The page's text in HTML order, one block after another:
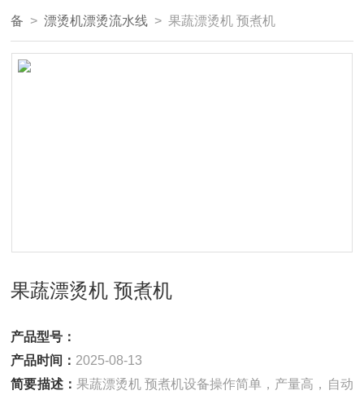
备 >漂烫机漂烫流水线 > 果蔬漂烫机 预煮机
果蔬漂烫机 预煮机
产品型号：
产品时间： 2025-08-13
简要描述： 果蔬漂烫机 预煮机设备操作简单，产量高，自动